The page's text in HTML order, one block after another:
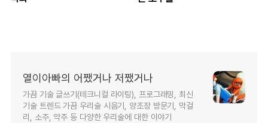
열이아빠의 어쨌거나 저쨌거나
가끔 기술 글쓰기(테크니컬 라이팅), 프로그래밍, 최신
기술 트렌드 가끔 우리술 시음기, 양조장 방문기, 막걸
리, 소주, 약주 등 다양한 우리술에 대한 이야기